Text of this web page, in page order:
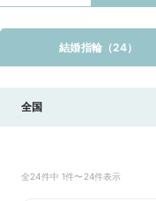
結婚指輪（24）
全国
全24件中 1件〜24件表示